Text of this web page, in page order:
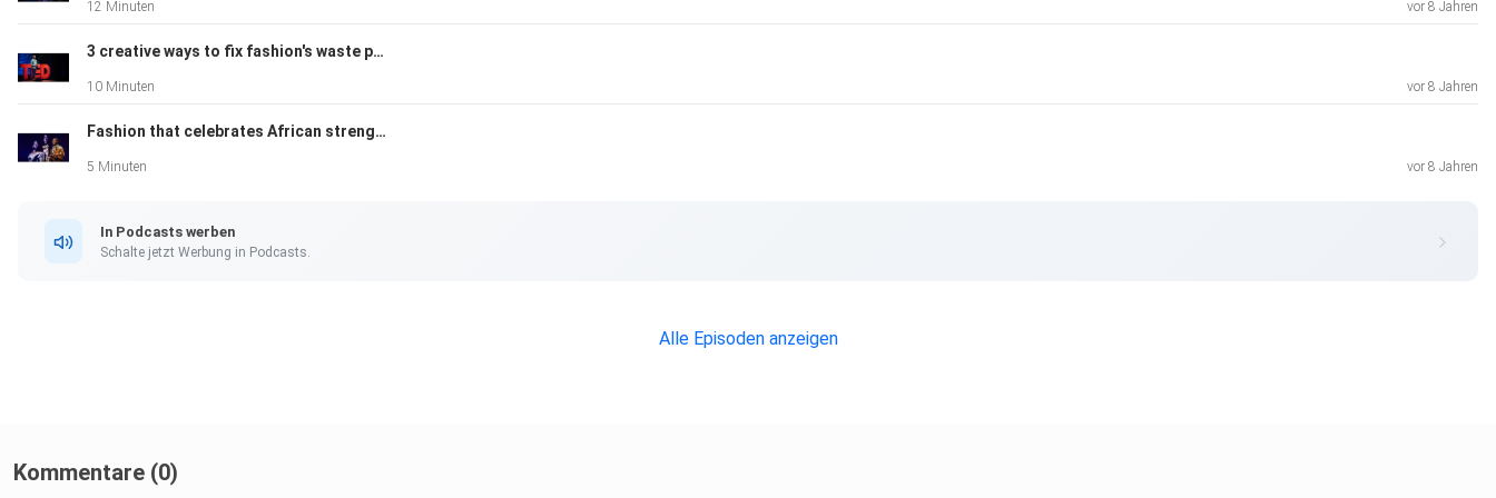
12 Minuten vor 8 Jahren
3 creative ways to fix fashion's waste problem | Amit Kalra
10 Minuten vor 8 Jahren
Fashion that celebrates African strength and spirit | Walé Oyéjidé
5 Minuten vor 8 Jahren
In Podcasts werben
Schalte jetzt Werbung in Podcasts.
Alle Episoden anzeigen
Kommentare (0)